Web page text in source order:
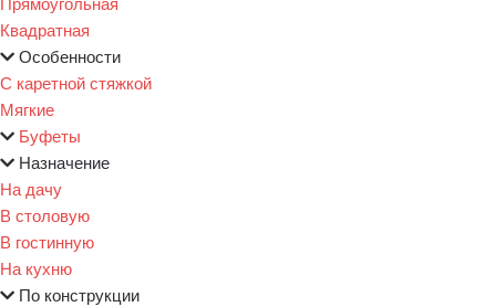
Квадратная
Особенности
С каретной стяжкой
Мягкие
Буфеты
Назначение
На дачу
В столовую
В гостинную
На кухню
По конструкции